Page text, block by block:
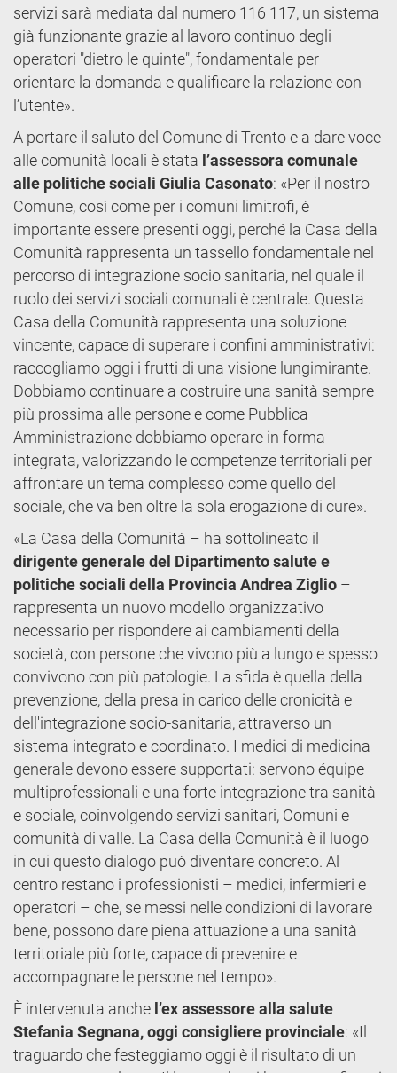
servizi sarà mediata dal numero 116 117, un sistema
già funzionante grazie al lavoro continuo degli
operatori "dietro le quinte", fondamentale per
orientare la domanda e qualificare la relazione con
l’utente».
A portare il saluto del Comune di Trento e a dare voce
alle comunità locali è stata l’assessora comunale
alle politiche sociali Giulia Casonato: «Per il nostro
Comune, così come per i comuni limitrofi, è
importante essere presenti oggi, perché la Casa della
Comunità rappresenta un tassello fondamentale nel
percorso di integrazione socio sanitaria, nel quale il
ruolo dei servizi sociali comunali è centrale. Questa
Casa della Comunità rappresenta una soluzione
vincente, capace di superare i confini amministrativi:
raccogliamo oggi i frutti di una visione lungimirante.
Dobbiamo continuare a costruire una sanità sempre
più prossima alle persone e come Pubblica
Amministrazione dobbiamo operare in forma
integrata, valorizzando le competenze territoriali per
affrontare un tema complesso come quello del
sociale, che va ben oltre la sola erogazione di cure».
«La Casa della Comunità – ha sottolineato il
dirigente generale del Dipartimento salute e
politiche sociali della Provincia Andrea Ziglio –
rappresenta un nuovo modello organizzativo
necessario per rispondere ai cambiamenti della
società, con persone che vivono più a lungo e spesso
convivono con più patologie. La sfida è quella della
prevenzione, della presa in carico delle cronicità e
dell'integrazione socio-sanitaria, attraverso un
sistema integrato e coordinato. I medici di medicina
generale devono essere supportati: servono équipe
multiprofessionali e una forte integrazione tra sanità
e sociale, coinvolgendo servizi sanitari, Comuni e
comunità di valle. La Casa della Comunità è il luogo
in cui questo dialogo può diventare concreto. Al
centro restano i professionisti – medici, infermieri e
operatori – che, se messi nelle condizioni di lavorare
bene, possono dare piena attuazione a una sanità
territoriale più forte, capace di prevenire e
accompagnare le persone nel tempo».
È intervenuta anche l’ex assessore alla salute
Stefania Segnana, oggi consigliere provinciale: «Il
traguardo che festeggiamo oggi è il risultato di un